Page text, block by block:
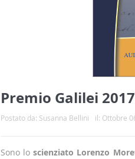
Premio Galilei
Postato da: Susanna Bellini il: Ottobre
Sono loscienziato Lorenzo